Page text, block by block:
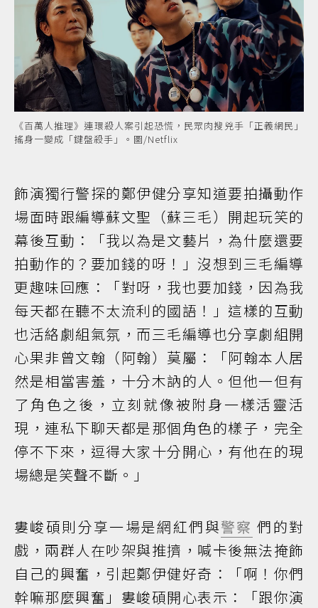
《百萬人推理》連環殺人案引起恐慌，民眾肉搜兇手「正義網民」
搖身一變成「鍵盤殺手」。圖/Netflix
飾演獨行警探的鄭伊健分享知道要拍攝動作
場面時跟編導蘇文聖（蘇三毛）開起玩笑的
幕後互動：「我以為是文藝片，為什麼還要
拍動作的？要加錢的呀！」沒想到三毛編導
更趣味回應：「對呀，我也要加錢，因為我
每天都在聽不太流利的國語！」這樣的互動
也活絡劇組氣氛，而三毛編導也分享劇組開
心果非曾文翰（阿翰）莫屬：「阿翰本人居
然是相當害羞，十分木訥的人。但他一但有
了角色之後，立刻就像被附身一樣活靈活
現，連私下聊天都是那個角色的樣子，完全
停不下來，逗得大家十分開心，有他在的現
場總是笑聲不斷。」
婁峻碩則分享一場是網紅們與警察 們的對
戲，兩群人在吵架與推擠，喊卡後無法掩飾
自己的興奮，引起鄭伊健好奇：「啊！你們
幹嘛那麼興奮」婁峻碩開心表示：「跟你演